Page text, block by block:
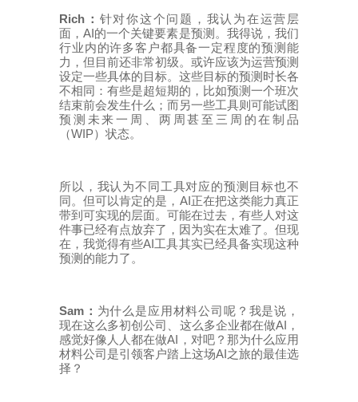
Rich ： 针对你这个问题，我认为在运营层
面，AI的一个关键要素是预测。我得说，我们
行业内的许多客户都具备一定程度的预测能
力，但目前还非常初级。或许应该为运营预测
设定一些具体的目标。这些目标的预测时长各
不相同：有些是超短期的，比如预测一个班次
结束前会发生什么；而另一些工具则可能试图
预测未来一周、两周甚至三周的在制品
（WIP）状态。
所以，我认为不同工具对应的预测目标也不
同。但可以肯定的是， AI正在把这类能力真正
带到可实现的层面。可能在过去，有些人对这
件事已经有点放弃了，因为实在太难了。但现
在，我觉得有些AI工具其实已经具备实现这种
预测的能力了。
Sam ： 为什么是应用材料公司呢？我是说，
现在这么多初创公司、这么多企业都在做AI ，
感觉好像人人都在做AI ，对吧？那为什么应用
材料公司是引领客户踏上这场AI之旅的最佳选
择？